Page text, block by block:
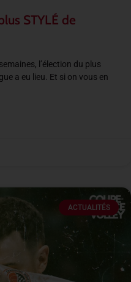
STYLÉ de
l’élection du plus
a eu lieu. Et si on vous en
ACTUALITÉS